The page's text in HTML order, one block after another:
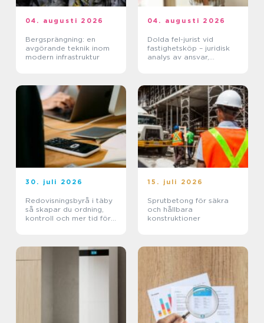
04. augusti 2026
Bergsprängning: en
avgörande teknik inom
modern infrastruktur
04. augusti 2026
Dolda fel-jurist vid
fastighetsköp – juridisk
analys av ansvar,
30. juli 2026
Redovisningsbyrå i täby
så skapar du ordning,
kontroll och mer tid för
15. juli 2026
Sprutbetong för säkra
och hållbara
konstruktioner